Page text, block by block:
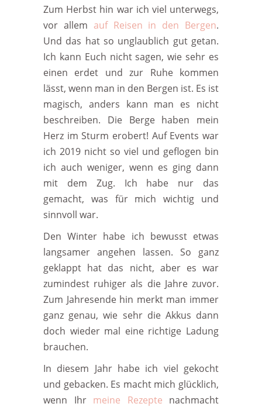
Zum Herbst hin war ich viel unterwegs,
vor allem auf Reisen in den Bergen.
Und das hat so unglaublich gut getan.
Ich kann Euch nicht sagen, wie sehr es
einen erdet und zur Ruhe kommen
lässt, wenn man in den Bergen ist. Es ist
magisch, anders kann man es nicht
beschreiben. Die Berge haben mein
Herz im Sturm erobert! Auf Events war
ich 2019 nicht so viel und geflogen bin
ich auch weniger, wenn es ging dann
mit dem Zug. Ich habe nur das
gemacht, was für mich wichtig und
sinnvoll war.
Den Winter habe ich bewusst etwas
langsamer angehen lassen. So ganz
geklappt hat das nicht, aber es war
zumindest ruhiger als die Jahre zuvor.
Zum Jahresende hin merkt man immer
ganz genau, wie sehr die Akkus dann
doch wieder mal eine richtige Ladung
brauchen.
In diesem Jahr habe ich viel gekocht
und gebacken. Es macht mich glücklich,
wenn Ihr meine Rezepte nachmacht